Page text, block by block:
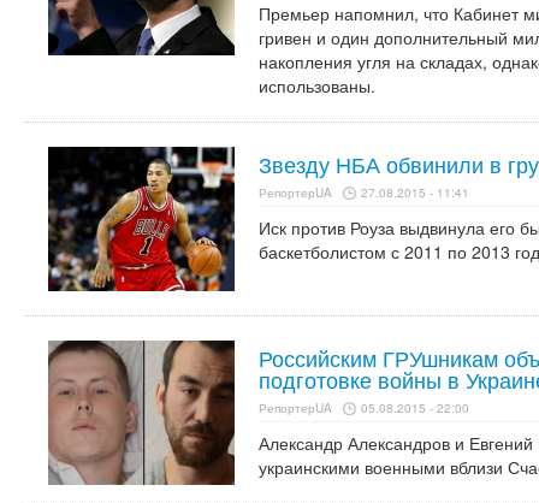
Премьер напомнил, что Кабинет
гривен и один дополнительный
накопления угля на складах,
использованы.
Звезду НБА обвинили в
РепортерUA 27.08.2015 - 11:41
Иск против Роуза выдвинула его
баскетболистом с 2011 по 2013
Российским ГРУшникам
подготовке войны в
РепортерUA 05.08.2015 - 22:00
Александр Александров и
украинскими военными вблизи